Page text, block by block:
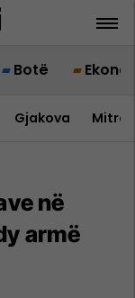
Botë
Gjakova
në
armë